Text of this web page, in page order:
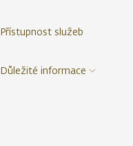
Přístupnost služeb
Důležité informace